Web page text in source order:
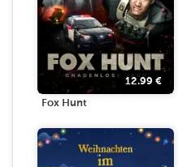
12.99 €
Fox Hunt